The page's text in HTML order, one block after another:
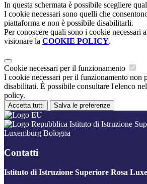
In questa schermata è possibile scegliere
I cookie necessari sono quelli che
piattaforma e non è possibile disabilitarli.
Per conoscere quali sono i cookie necessari
visionare la COOKIE POLICY.
Cookie necessari per il funzionamento
I cookie necessari per il funzionamento non
disabilitati. È possibile consultare l'elenco
policy.
Accetta tutti Salva le preferenze
Istituto di Istruzione
Luxemburg Bologna
Contatti
Istituto di Istruzione Superiore Rosa